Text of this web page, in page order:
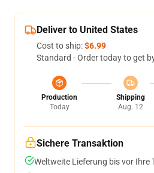
Deliver to United States
Cost to ship:$6.99
Standard - Order today to get
Production
Today
Shipping
Aug. 12
Sichere Transaktion
Weltweite Lieferung bis vor Ihre